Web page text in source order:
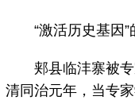
“激活历史基因”
郏县临沣寨被专
清同治元年，当专